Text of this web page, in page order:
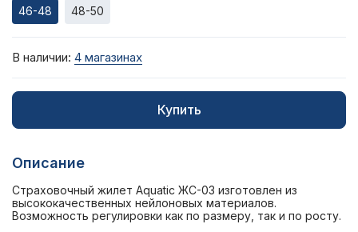
46-48 48-50
В наличии: 4 магазинах
Купить
Описание
Страховочный жилет Aquatic ЖС-03 изготовлен из
высококачественных нейлоновых материалов.
Возможность регулировки как по размеру, так и по росту.